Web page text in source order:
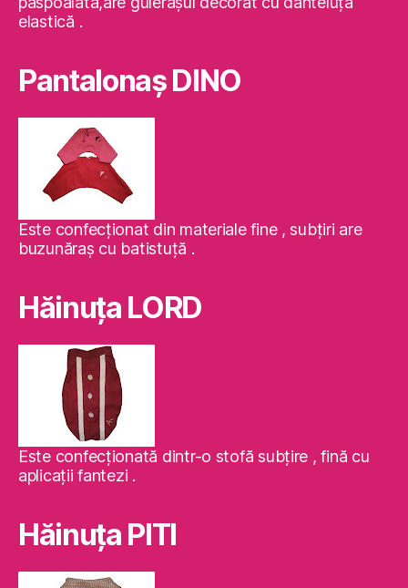
elastică .
Pantalonaş DINO
Este confecţionat din materiale fine , subţiri are
buzunăraş cu batistuţă .
Hăinuţa LORD
Este confecţionată dintr-o stofă subţire , fină cu
aplicaţii fantezi .
Hăinuţa PITI